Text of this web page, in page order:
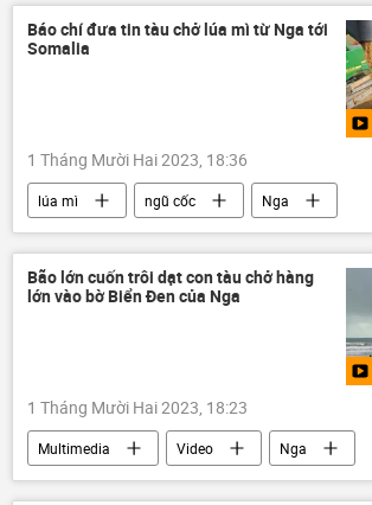
bắt giữ cán bộ
cảnh sát
công an
Pháp luật
Báo chí đưa tin tàu chở lúa mì từ Nga tới
Somalia
1 Tháng Mười Hai 2023, 18:36
lúa mì ngũ cốc
Nga
Somalia
viện trợ
châu Phi
Thế giới
Báo chí thế giới
Bão lớn cuốn trôi dạt con tàu chở hàng
lớn vào bờ Biển Đen của Nga
1 Tháng Mười Hai 2023, 18:23
Multimedia Video
Nga
Biển Đen
Thời sự cơn bão